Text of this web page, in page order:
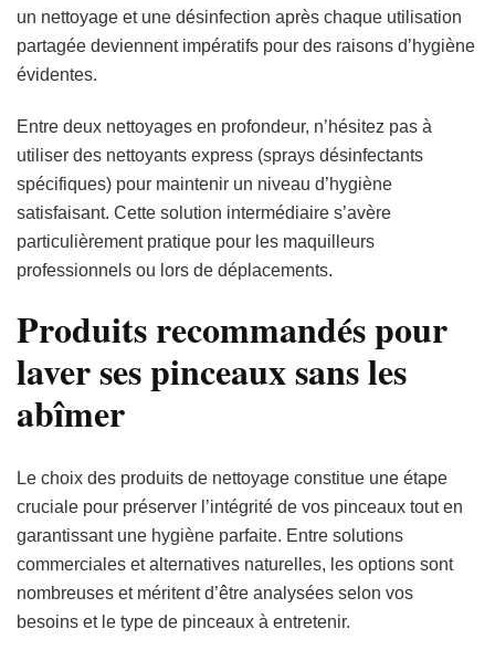
un nettoyage et une désinfection après chaque utilisation
partagée deviennent impératifs pour des raisons d’hygiène
évidentes.
Entre deux nettoyages en profondeur, n’hésitez pas à
utiliser des nettoyants express (sprays désinfectants
spécifiques) pour maintenir un niveau d’hygiène
satisfaisant. Cette solution intermédiaire s’avère
particulièrement pratique pour les maquilleurs
professionnels ou lors de déplacements.
Produits recommandés pour
laver ses pinceaux sans les
abîmer
Le choix des produits de nettoyage constitue une étape
cruciale pour préserver l’intégrité de vos pinceaux tout en
garantissant une hygiène parfaite. Entre solutions
commerciales et alternatives naturelles, les options sont
nombreuses et méritent d’être analysées selon vos
besoins et le type de pinceaux à entretenir.